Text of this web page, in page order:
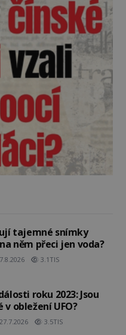
tajemné snímky
něm přeci jen voda?
7.8.2026 3.1TIS
roku 2023: Jsou
v obležení UFO?
27.7.2026 3.5TIS